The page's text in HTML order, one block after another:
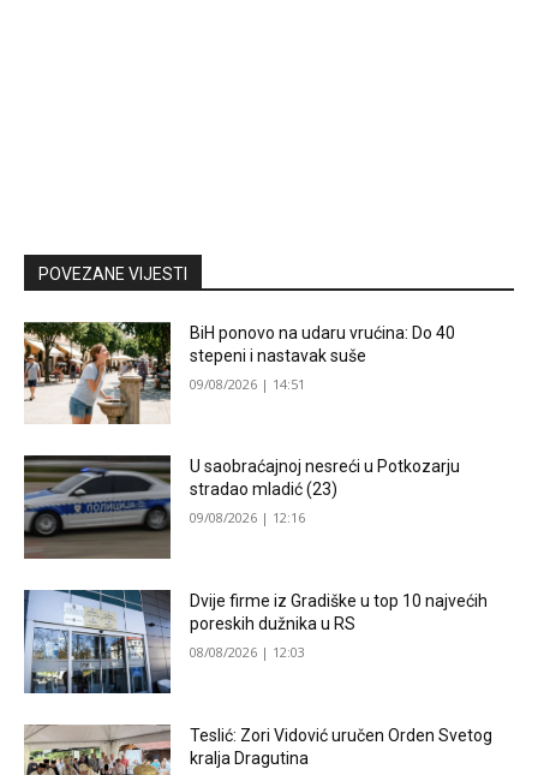
POVEZANE VIJESTI
BiH ponovo na udaru vrućina: Do 40
stepeni i nastavak suše
09/08/2026 | 14:51
U saobraćajnoj nesreći u Potkozarju
stradao mladić (23)
09/08/2026 | 12:16
Dvije firme iz Gradiške u top 10 najvećih
poreskih dužnika u RS
08/08/2026 | 12:03
Teslić: Zori Vidović uručen Orden Svetog
kralja Dragutina